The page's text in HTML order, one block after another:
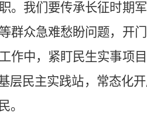
。我们要传承长征时期
群众急难愁盼问题，开
作中，紧盯民生实事项
层民主实践站，常态化
。